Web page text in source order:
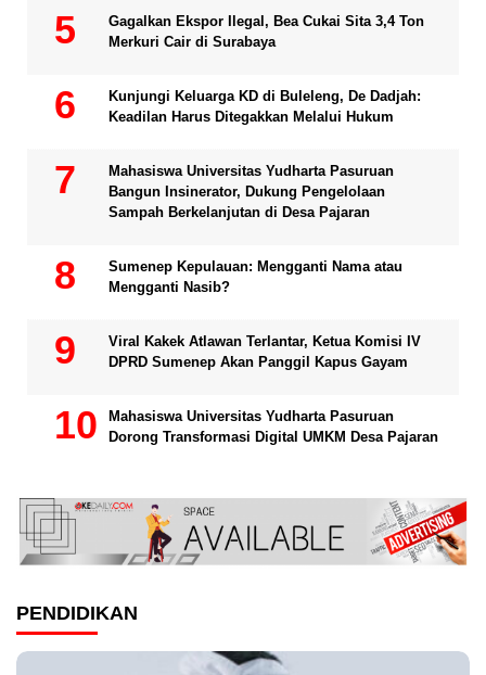
Gagalkan Ekspor Ilegal, Bea Cukai Sita 3,4 Ton
Merkuri Cair di Surabaya
Kunjungi Keluarga KD di Buleleng, De Dadjah:
Keadilan Harus Ditegakkan Melalui Hukum
Mahasiswa Universitas Yudharta Pasuruan
Bangun Insinerator, Dukung Pengelolaan
Sampah Berkelanjutan di Desa Pajaran
Sumenep Kepulauan: Mengganti Nama atau
Mengganti Nasib?
Viral Kakek Atlawan Terlantar, Ketua Komisi IV
DPRD Sumenep Akan Panggil Kapus Gayam
Mahasiswa Universitas Yudharta Pasuruan
Dorong Transformasi Digital UMKM Desa Pajaran
PENDIDIKAN